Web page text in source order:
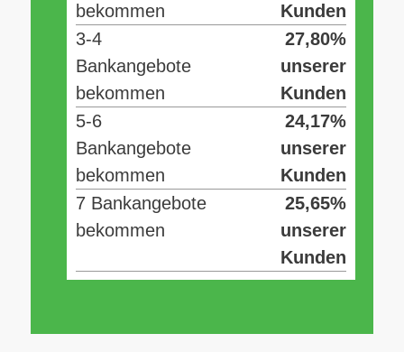
bekommen
Kunden
3-4
Bankangebote
bekommen
27,80%
unserer
Kunden
5-6
Bankangebote
bekommen
24,17%
unserer
Kunden
7 Bankangebote
bekommen
25,65%
unserer
Kunden